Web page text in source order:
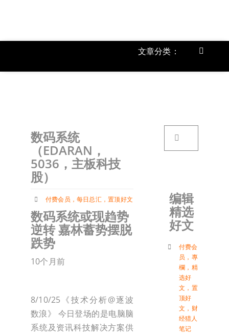
文章分类：
Toggle
数码系统
（EDARAN，
5036，主板科技
股）
付费会员 ， 每日总汇，置顶好文
数码系统或现趋势
逆转 嘉林蓄势摆脱
跌势
10个月前
8/10/25《技术分析@逐波
数浪》 今日登场的是电脑脑
系统及资讯科技解决方案供
编辑
精选
好文
付费会
员 ， 專
欄 ， 精
选好
文 ， 置
顶好
文 ， 财
经猎人
笔记